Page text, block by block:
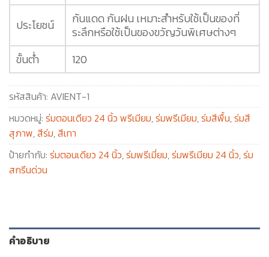
ประโยชน์
กันแดด กันฝน เหมาะสำหรับใช้เป็นของที่
ระลึกหรือใช้เป็นของขวัญวันพิเศษต่างๆ
ขั้นต่ำ
120
รหัสสินค้า: AVIENT-1
หมวดหมู่: ร่มตอนเดียว 24 นิ้ว พรีเมียม,ร่มพรีเมียม,ร่มสีพื้น,ร่มสี
สุภาพ,สีร่ม,สีเทา
ป้ายกำกับ: ร่มตอนเดียว 24 นิ้ว,ร่มพรีเมี่ยม,ร่มพรีเมียม 24 นิ้ว,ร่ม
สกรีนด่วน
คำอธิบาย